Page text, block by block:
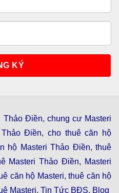
Thảo Điền, chung cư Masteri
Điền, cho thuê căn hộ
hộ Masteri Thảo Điền,thuê
Masteri Thảo Điền, Masteri
căn hộ Masteri, thuê căn hộ
Masteri, Tin Tức BĐS, Blog